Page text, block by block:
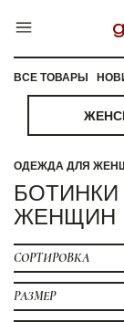
ВСЕ ТОВАРЫ
ОДЕЖДА ДЛЯ
БОТИНКИ
ЖЕНЩИН
СОРТИРОВКА
РАЗМЕР